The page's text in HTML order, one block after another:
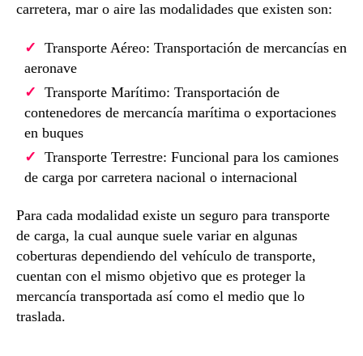
carretera, mar o aire las modalidades que existen son:
Transporte Aéreo: Transportación de mercancías en
aeronave
Transporte Marítimo: Transportación de
contenedores de mercancía marítima o exportaciones
en buques
Transporte Terrestre: Funcional para los camiones
de carga por carretera nacional o internacional
Para cada modalidad existe un seguro para transporte
de carga, la cual aunque suele variar en algunas
coberturas dependiendo del vehículo de transporte,
cuentan con el mismo objetivo que es proteger la
mercancía transportada así como el medio que lo
traslada.